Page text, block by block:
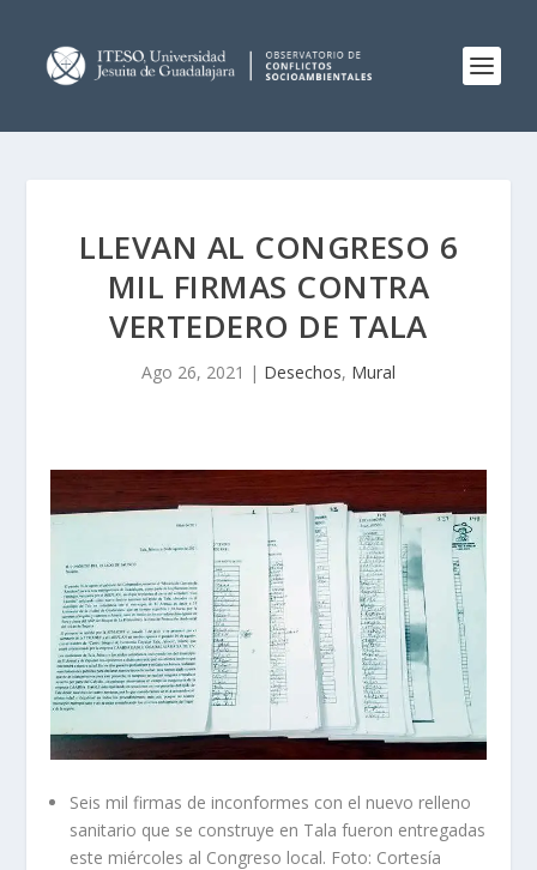
LLEVAN AL CONGRESO 6
MIL FIRMAS CONTRA
VERTEDERO DE TALA
Ago 26, 2021 | Desechos, Mural
Seis mil firmas de inconformes con el nuevo relleno
sanitario que se construye en Tala fueron entregadas
este miércoles al Congreso local. Foto: Cortesía